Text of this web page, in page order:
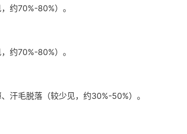
约70%-80%）。
约70%-80%）。
汗毛脱落（较少见，约30%-50%）。